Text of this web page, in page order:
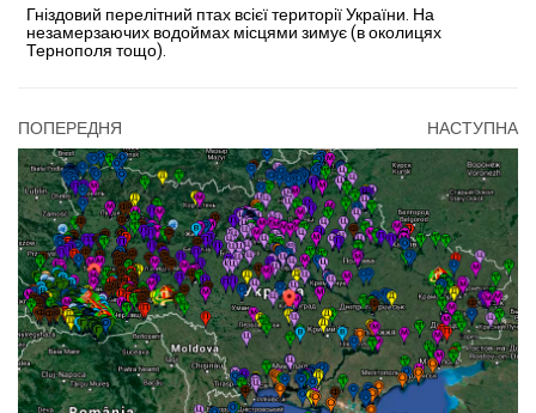
Гніз­довий перелітний птах всієї території України. На
незамерзаючих водоймах місцями зи­мує (в околицях
Тернополя тощо).
ПОПЕРЕДНЯ НАСТУПНА